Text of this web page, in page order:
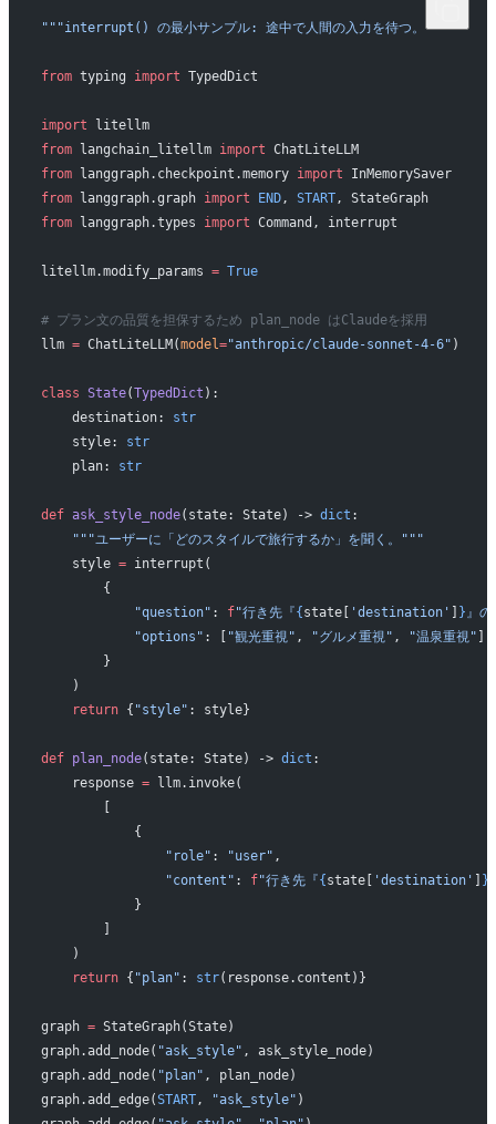
"""interrupt() の最小サンプル: 途中で人間の入力を待つ。"""
from typing import TypedDict
import litellm
from langchain_litellm import ChatLiteLLM
from langgraph.checkpoint.memory import InMemorySaver
from langgraph.graph import END, START, StateGraph
from langgraph.types import Command, interrupt
litellm.modify_params = True
# プラン文の品質を担保するため plan_node はClaudeを採用
llm = ChatLiteLLM(model ="anthropic/claude-sonnet-4-6" )
class State(TypedDict ):
    destination:
str
    style:
str
    plan:
str
def ask_style_node(state: State) -> dict :
    """ユーザーに「どのスタイルで旅行するか」を聞く。"""
    style
= interrupt(
        {
            "question"
: f"行き先『{state[ 'destination' ] } 』
            "options"
: [ "観光重視" , "グルメ重視" , "温泉重視" ],
        }
    )
    return
{ "style" : style}
def plan_node(state: State) -> dict :
    response
= llm.invoke(
        [
            {
                "role"
: "user" ,
                "content"
: f"行き先『{state[ 'destination' ] }
            }
        ]
    )
    return
{ "plan" : str(response.content)}
graph = StateGraph(State)
graph.add_node( "ask_style" , ask_style_node)
graph.add_node( "plan" , plan_node)
graph.add_edge(START, "ask_style" )